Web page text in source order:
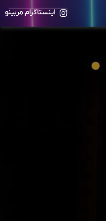
اینستاگرام مربینو